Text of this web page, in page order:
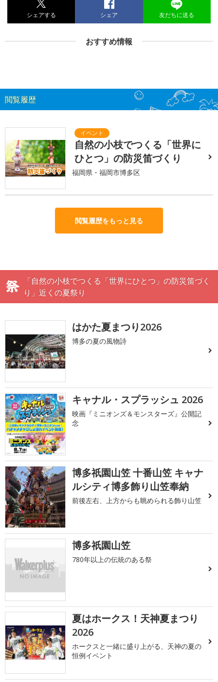
シェアする シェア 友だちに送る
おすすめ情報
閲覧履歴
自然の小枝でつくる「世界に
ひとつ」の防災笛づくり
福岡県・福岡市博多区
閲覧履歴をもっと見る
「自然の小枝でつくる「世界にひとつ」の防災笛づく
り」近くの夏祭り
はかた夏まつり2026
博多の夏の風物詩
キャナル・スプラッシュ 2026
映画『ミニオンズ＆モンスターズ』公開記
念
博多祇園山笠 十番山笠 キャナ
ルシティ博多飾り山笠奉納
前後左右、上方からも眺められる飾り山笠
博多祇園山笠
780年以上の伝統のある祭
夏はホークス！天神夏まつり
2026
ホークスと一緒に盛り上がる、天神の夏の
恒例イベント